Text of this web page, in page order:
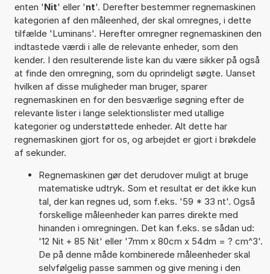
enten 'Nit' eller 'nt'. Derefter bestemmer regnemaskinen
kategorien af den måleenhed, der skal omregnes, i dette
tilfælde 'Luminans'. Herefter omregner regnemaskinen den
indtastede værdi i alle de relevante enheder, som den
kender. I den resulterende liste kan du være sikker på også
at finde den omregning, som du oprindeligt søgte. Uanset
hvilken af disse muligheder man bruger, sparer
regnemaskinen en for den besværlige søgning efter de
relevante lister i lange selektionslister med utallige
kategorier og understøttede enheder. Alt dette har
regnemaskinen gjort for os, og arbejdet er gjort i brøkdele
af sekunder.
Regnemaskinen gør det derudover muligt at bruge
matematiske udtryk. Som et resultat er det ikke kun
tal, der kan regnes ud, som f.eks. '59 * 33 nt'. Også
forskellige måleenheder kan parres direkte med
hinanden i omregningen. Det kan f.eks. se sådan ud:
'12 Nit + 85 Nit' eller '7mm x 80cm x 54dm = ? cm^3'.
De på denne måde kombinerede måleenheder skal
selvfølgelig passe sammen og give mening i den